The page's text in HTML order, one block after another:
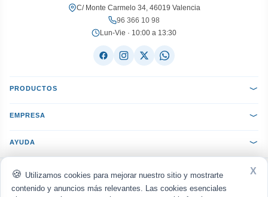
Utilizamos cookies para mejorar nuestro sitio y mostrarte
contenido y anuncios más relevantes. Las cookies esenciales
X
C/ Monte Carmelo 34, 46019 Valencia
96 366 10 98
Lun-Vie · 10:00 a 13:30
PRODUCTOS
EMPRESA
AYUDA
ACEPTAMOS: VISA Mastercard PayPal Bizum
seQura
Transferencia
Reembolso